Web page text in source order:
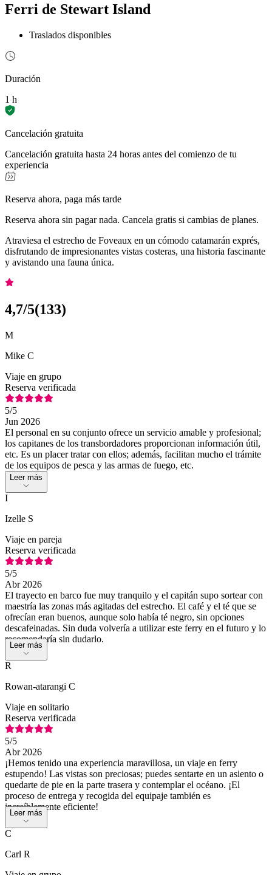
Ferri de Stewart Island
Traslados disponibles
Duración
1 h
Cancelación gratuita
Cancelación gratuita hasta 24 horas antes del comienzo de tu
experiencia
Reserva ahora, paga más tarde
Reserva ahora sin pagar nada. Cancela gratis si cambias de planes.
Atraviesa el estrecho de Foveaux en un cómodo catamarán exprés,
disfrutando de impresionantes vistas costeras, una historia fascinante
y avistando una fauna única.
4,7/5(133)
M
Mike C
Viaje en grupo
Reserva verificada
5/5
Jun 2026
El personal en su conjunto ofrece un servicio amable y profesional;
los capitanes de los transbordadores proporcionan información útil,
etc. Es un placer tratar con ellos; además, facilitan mucho el trámite
de los equipos de pesca y las armas de fuego, etc.
Leer más
I
Izelle S
Viaje en pareja
Reserva verificada
5/5
Abr 2026
El trayecto en barco fue muy tranquilo y el capitán supo sortear con
maestría las zonas más agitadas del estrecho. El café y el té que se
ofrecían eran buenos, aunque solo había té negro, sin opciones
descafeinadas. Sin duda volvería a utilizar este ferry en el futuro y lo
recomendaría sin dudarlo.
Leer más
R
Rowan-atarangi C
Viaje en solitario
Reserva verificada
5/5
Abr 2026
¡Hemos tenido una experiencia maravillosa, un viaje en ferry
estupendo! Las vistas son preciosas; puedes sentarte en un asiento o
quedarte de pie en la parte trasera y contemplar el océano. ¡El
proceso de entrega y recogida del equipaje también es
increíblemente eficiente!
Leer más
C
Carl R